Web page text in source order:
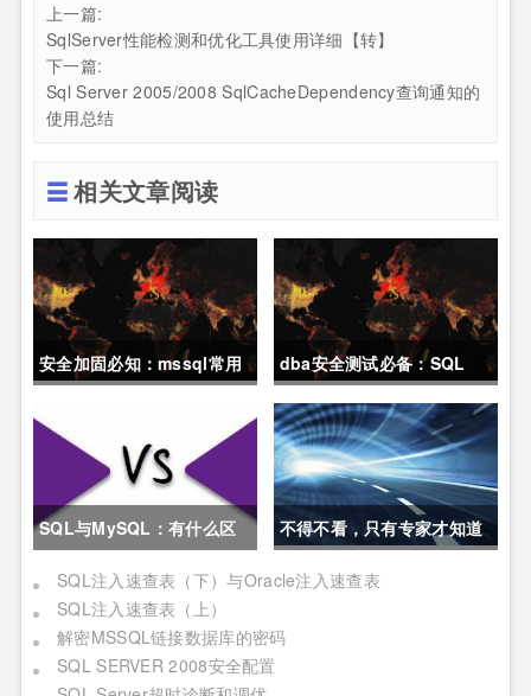
上一篇:
SqlServer性能检测和优化工具使用详细【转】
下一篇:
Sql Server 2005/2008 SqlCacheDependency查询通知的
使用总结
相关文章阅读
安全加固必知：mssql常用
dba安全测试必备：SQL
SERVER数据库手工延时盲
注语句
SQL与MySQL：有什么区
别？
不得不看，只有专家才知道
的17个SQL查询提速秘诀！
SQL注入速查表（下）与Oracle注入速查表
SQL注入速查表（上）
解密MSSQL链接数据库的密码
SQL SERVER 2008安全配置